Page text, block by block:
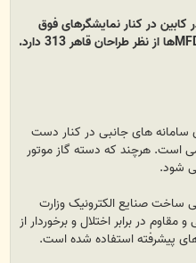
در کابین در کنار نمایشگرهای فوق
سامانه های جانبی در کنار دست
است. هرچند که دسته گاز موتور
شود.
ساخت صنایع الکترونیک وزارت
در برابر اختلال و برخوردار از
پیشرفته استفاده شده است.